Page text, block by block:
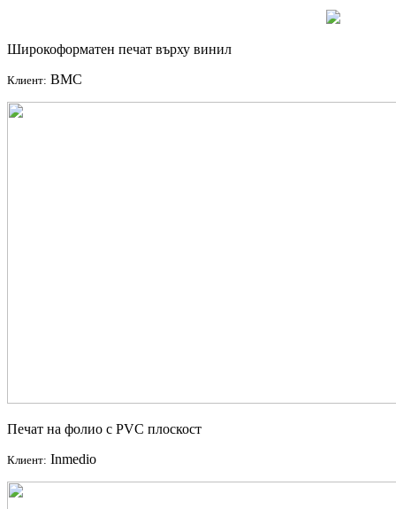
Широкоформатен печат върху винил
Клиент: BMC
Печат на фолио с PVC плоскост
Клиент: Inmedio